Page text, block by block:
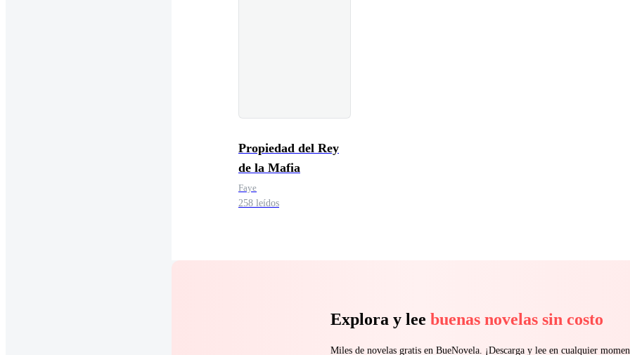
Propiedad del Rey
de la Mafia
Faye
258 leídos
Explora y lee buenas novelas sin costo
Miles de novelas gratis en BueNovela. ¡Descarga y lee en cualquier